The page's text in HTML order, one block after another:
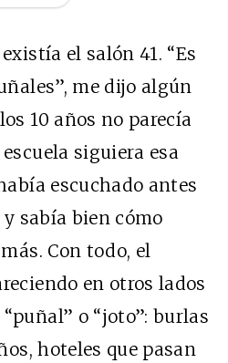
el salón 41. “Es
me dijo algún
10 años no parecía
siguiera esa
escuchado antes
y sabía bien cómo
Con todo, el
en otros lados
o “joto”: burlas
hoteles que pasan